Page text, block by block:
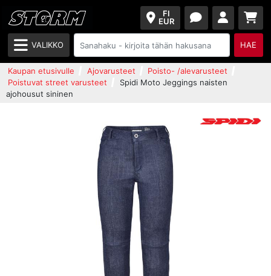
FI
EUR
VALIKKO HAE
Kaupan etusivulle Ajovarusteet
Poisto- /alevarusteet
Poistuvat street varusteet
Spidi Moto Jeggings naisten
ajohousut sininen